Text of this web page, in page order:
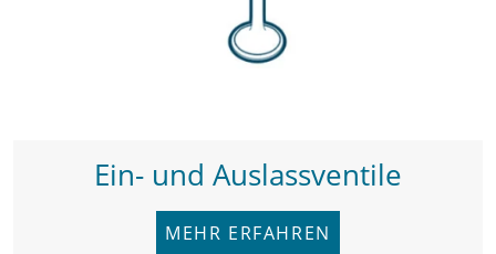
Ein- und Auslassventile
MEHR ERFAHREN